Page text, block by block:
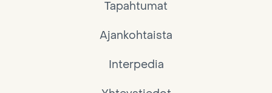
Tapahtumat
Ajankohtaista
Interpedia